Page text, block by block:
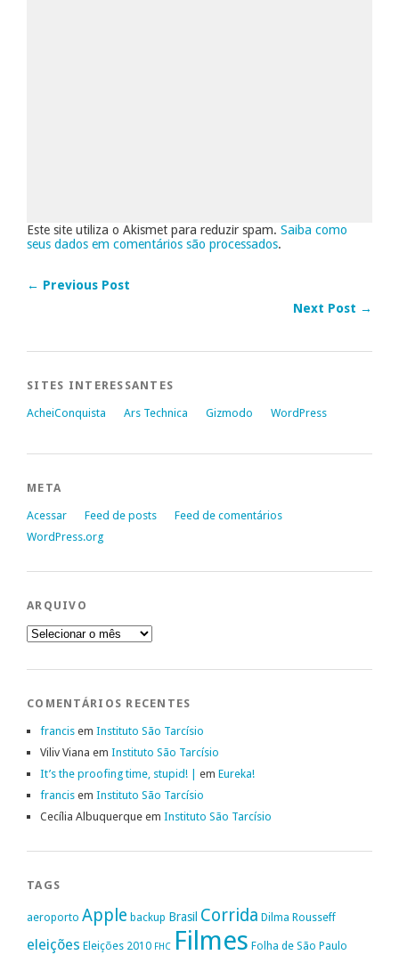
Este site utiliza o Akismet para reduzir spam. Saiba como
seus dados em comentários são processados.
← Previous Post
Next Post →
SITES INTERESSANTES
AcheiConquista Ars Technica Gizmodo WordPress
META
Acessar Feed de posts
Feed de comentários
WordPress.org
ARQUIVO
Arquivo
COMENTÁRIOS RECENTES
francis em Instituto São Tarcísio
Viliv Viana em Instituto São Tarcísio
It’s the proofing time, stupid! | em Eureka!
francis em Instituto São Tarcísio
Cecília Albuquerque em Instituto São Tarcísio
TAGS
aeroporto Apple backup Brasil Corrida Dilma Rousseff
eleições Eleições 2010 FHC Filmes Folha de São Paulo